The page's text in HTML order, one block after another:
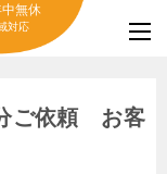
無休
対応
ご依頼 お客